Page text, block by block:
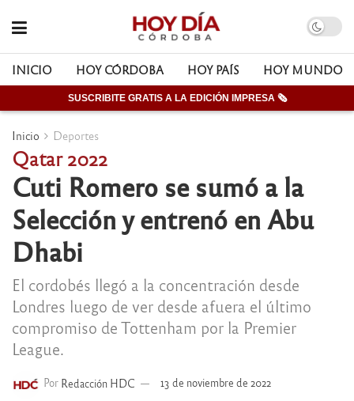
INICIO HOY CÓRDOBA HOY PAÍS HOY MUNDO
SUSCRIBITE GRATIS A LA EDICIÓN IMPRESA 🗞
Inicio Deportes
Qatar 2022
Cuti Romero se sumó a la
Selección y entrenó en Abu
Dhabi
El cordobés llegó a la concentración desde
Londres luego de ver desde afuera el último
compromiso de Tottenham por la Premier
League.
Por Redacción HDC 13 de noviembre de 2022